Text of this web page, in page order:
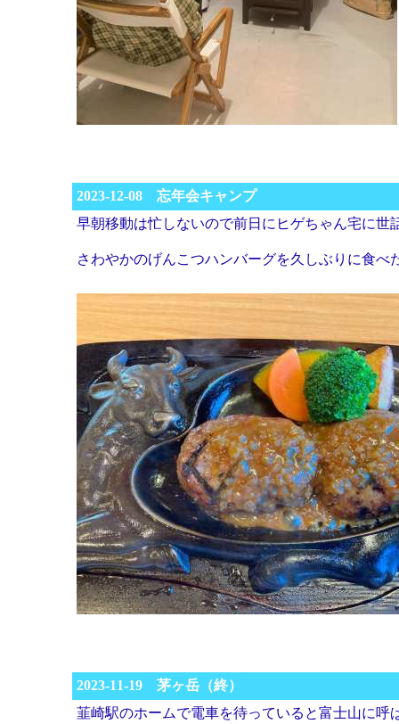
2023-12-08 忘年会キャンプ
早朝移動は忙しないので前日にヒゲちゃん宅に世
さわやかのげんこつハンバーグを久しぶりに食べ
2023-11-19 茅ヶ岳（終）
韮崎駅のホームで電車を待っていると富士山に呼